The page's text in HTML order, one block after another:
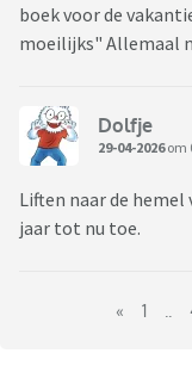
boek voor de
moeilijks" Allemaal
Dolfje
29-04-2026om
Liften naar de hemel
jaar tot nu toe.
« 1